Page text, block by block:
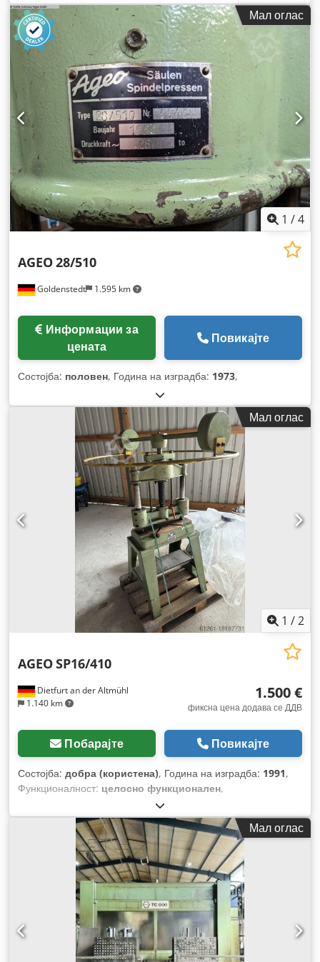
Мал оглас
1 /4
Goldenstedt 1.595 km
AGEO28/510
цената
Повикајте
Состојба: половен, Година на изградба: 1973,
Мал оглас
1 /2
Dietfurt an der Altmühl
1.140 km
AGEOSP16/410
1.500 €
фиксна цена додава се ДДВ
Побарајте Повикајте
Состојба: добра (користена), Година на изградба: 1991,
Функционалност: целосно функционален,
Мал оглас